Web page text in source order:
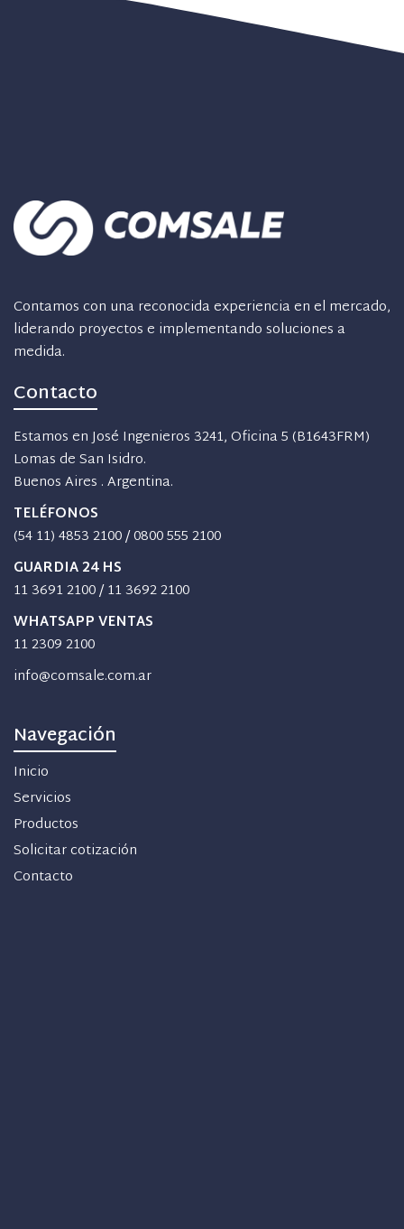
Contamos con una reconocida experiencia en el mercado,
liderando proyectos e implementando soluciones a
medida.
Contacto
Estamos en José Ingenieros 3241, Oficina 5 (B1643FRM)
Lomas de San Isidro.
Buenos Aires . Argentina.
TELÉFONOS
(54 11) 4853 2100/0800 555 2100
GUARDIA 24 HS
11 3691 2100/11 3692 2100
WHATSAPP VENTAS
11 2309 2100
info@comsale.com.ar
Navegación
Inicio
Servicios
Productos
Solicitar cotización
Contacto